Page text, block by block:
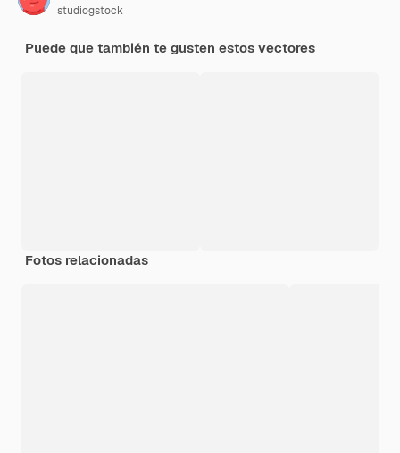
studiogstock
Puede que también te gusten estos vectores
Fotos relacionadas